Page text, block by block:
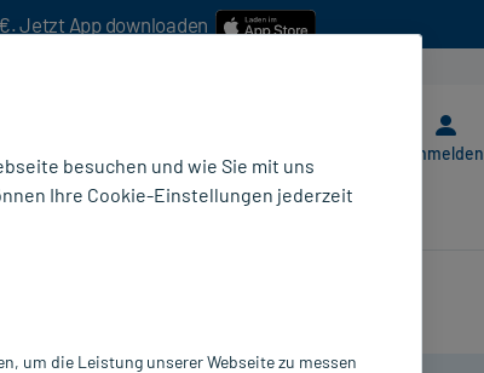
Jetzt App downloaden
Anmelden
besuchen und wie Sie mit uns
Ihre Cookie-Einstellungen jederzeit
um die Leistung unserer Webseite zu messen